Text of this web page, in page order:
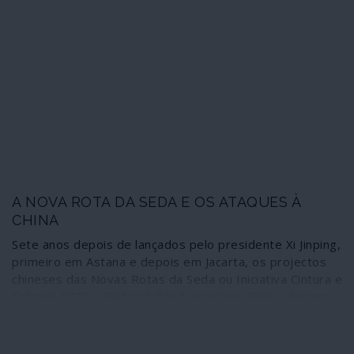
A NOVA ROTA DA SEDA E OS ATAQUES À
CHINA
Sete anos depois de lançados pelo presidente Xi Jinping,
primeiro em Astana e depois em Jacarta, os projectos